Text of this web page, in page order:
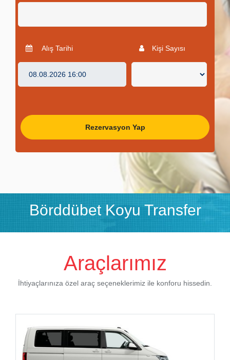
Alış Tarihi Kişi Sayısı
Rezervasyon Yap
Börddübet Koyu Transfer
Araçlarımız
İhtiyaçlarınıza özel araç seçeneklerimiz ile konforu hissedin.